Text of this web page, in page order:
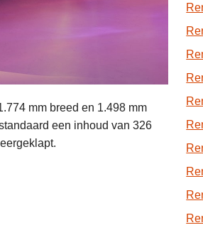
mm breed en 1.498 mm
een inhoud van 326